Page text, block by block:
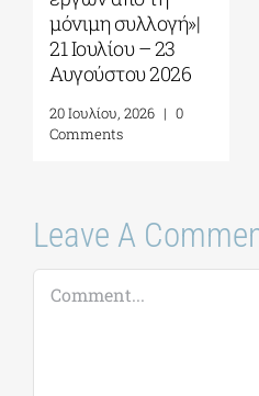
30 Ιουλίου, 2026
Comments
Leave A Comment